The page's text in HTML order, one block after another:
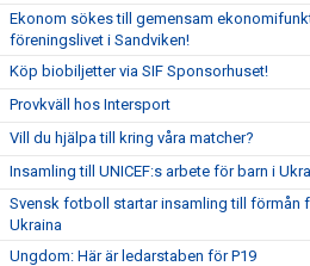
Ekonom sökes till gemensam
föreningslivet i Sandviken!
Köp biobiljetter via SIF Sponsorhuset!
Provkväll hos Intersport
Vill du hjälpa till kring våra matcher?
Insamling till UNICEF:s arbete för barn i
Svensk fotboll startar insamling till förmån
Ukraina
Ungdom: Här är ledarstaben för P19